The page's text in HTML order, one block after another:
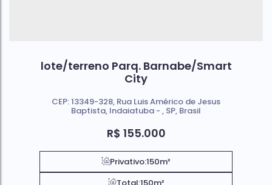
lote/terreno Parq. Barnabe/Smart
City
R$ 155.000
CEP: 13349-328, Rua Luis Américo de Jesus
Baptista, Indaiatuba , SP, Brasil
Privativo:150m²